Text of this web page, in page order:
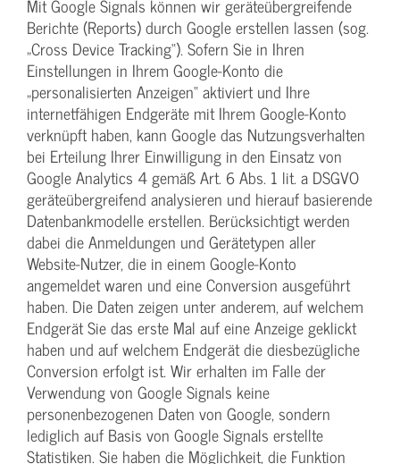
Mit Google Signals können wir geräteübergreifende
Berichte (Reports) durch Google erstellen lassen (sog.
„Cross Device Tracking“). Sofern Sie in Ihren
Einstellungen in Ihrem Google-Konto die
„personalisierten Anzeigen“ aktiviert und Ihre
internetfähigen Endgeräte mit Ihrem Google-Konto
verknüpft haben, kann Google das Nutzungsverhalten
bei Erteilung Ihrer Einwilligung in den Einsatz von
Google Analytics 4 gemäß Art. 6 Abs. 1 lit. a DSGVO
geräteübergreifend analysieren und hierauf basierende
Datenbankmodelle erstellen. Berücksichtigt werden
dabei die Anmeldungen und Gerätetypen aller
Website-Nutzer, die in einem Google-Konto
angemeldet waren und eine Conversion ausgeführt
haben. Die Daten zeigen unter anderem, auf welchem
Endgerät Sie das erste Mal auf eine Anzeige geklickt
haben und auf welchem Endgerät die diesbezügliche
Conversion erfolgt ist. Wir erhalten im Falle der
Verwendung von Google Signals keine
personenbezogenen Daten von Google, sondern
lediglich auf Basis von Google Signals erstellte
Statistiken. Sie haben die Möglichkeit, die Funktion